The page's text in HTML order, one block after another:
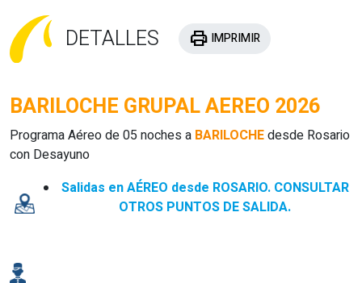
DETALLES print IMPRIMIR
BARILOCHE GRUPAL AEREO 2026
Programa Aéreo de 05 noches a BARILOCHEdesde Rosario
con Desayuno
Salidas en AÉREO desde ROSARIO. CONSULTAR
OTROS PUNTOS DE SALIDA.